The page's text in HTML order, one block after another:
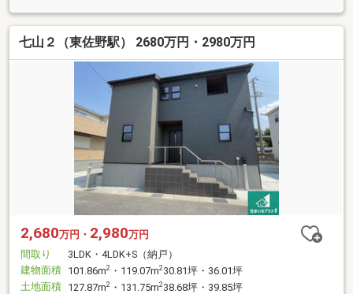
七山２（東佐野駅） 2680万円・2980万円
2,680万円・ 2,980万円
間取り
3LDK・4LDK+S（納戸）
建物面積 101.86m2 ・119.07m2 30.81坪・36.01坪
土地面積 127.87m2 ・131.75m2 38.68坪・39.85坪